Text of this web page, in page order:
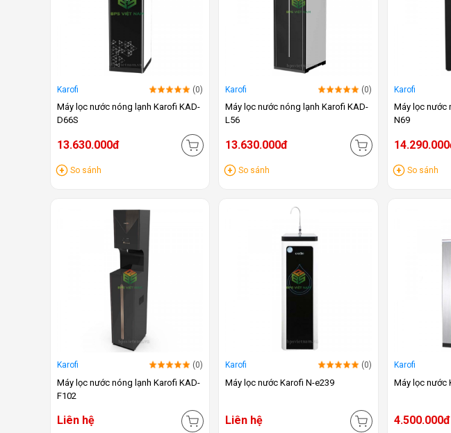
Karofi (0)
Máy lọc nước nóng lạnh Karofi KAD-
D66S
13.630.000đ
So sánh
Karofi (0)
Máy lọc nước nóng lạnh Karofi KAD-
L56
13.630.000đ
So sánh
Karofi
Máy lọc nước
N69
So sánh
Karofi (0)
Máy lọc nước nóng lạnh Karofi KAD-
F102
Liên hệ
Karofi (0)
Máy lọc nước Karofi N-e239
Liên hệ
Karofi
Máy lọc nước
4.500.000đ